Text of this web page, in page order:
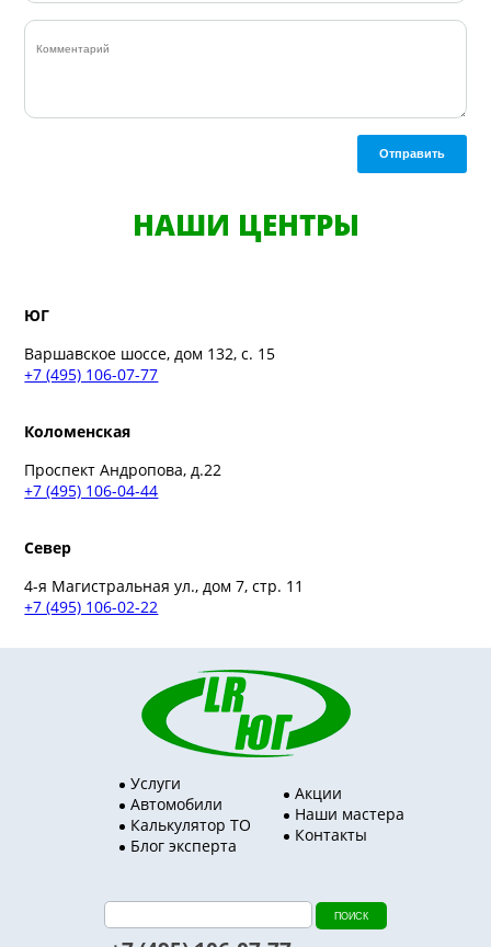
Отправить
НАШИ ЦЕНТРЫ
ЮГ
Варшавское шоссе, дом 132, с. 15
+7 (495) 106-07-77
Коломенская
Проспект Андропова, д.22
+7 (495) 106-04-44
Север
4-я Магистральная ул., дом 7, стр. 11
+7 (495) 106-02-22
Услуги
Автомобили
Калькулятор ТО
Блог эксперта
Акции
Наши мастера
Контакты